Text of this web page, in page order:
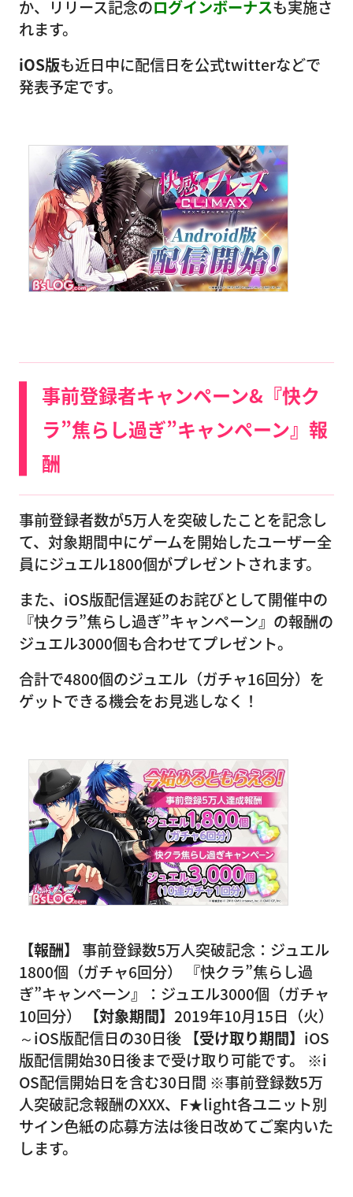
か、リリース記念のログインボーナスも実施さ
れます。
iOS版も近日中に配信日を公式twitterなどで
発表予定です。
事前登録者キャンペーン&『快ク
ラ”焦らし過ぎ”キャンペーン』報
酬
事前登録者数が5万人を突破したことを記念し
て、対象期間中にゲームを開始したユーザー全
員にジュエル1800個がプレゼントされます。
また、iOS版配信遅延のお詫びとして開催中の
『快クラ”焦らし過ぎ”キャンペーン』の報酬の
ジュエル3000個も合わせてプレゼント。
合計で4800個のジュエル（ガチャ16回分）を
ゲットできる機会をお見逃しなく！
【報酬】
事前登録数5万人突破記念：ジュエル
1800個（ガチャ6回分） 『快クラ”焦らし過
ぎ”キャンペーン』：ジュエル3000個（ガチャ
10回分）
【対象期間】 2019年10月15日（火）
～iOS版配信日の30日後 【受け取り期間】 iOS
版配信開始30日後まで受け取り可能です。 ※i
OS配信開始日を含む30日間 ※事前登録数5万
人突破記念報酬のXXX、F★light各ユニット別
サイン色紙の応募方法は後日改めてご案内いた
します。